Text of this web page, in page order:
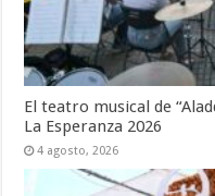
El teatro musical de
La Esperanza 2026
4 agosto, 2026